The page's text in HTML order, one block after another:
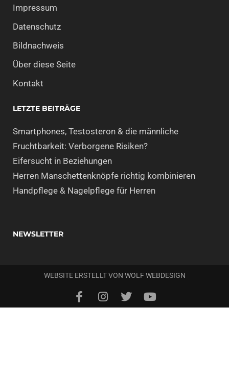
Impressum
Datenschutz
Bildnachweis
Über diese Seite
Kontakt
LETZTE BEITRÄGE
Smartphones, Testosteron & die männliche
Fruchtbarkeit: Verborgene Risiken?
Eifersucht in Beziehungen
Herren Manschettenknöpfe richtig kombinieren
Handpflege & Nagelpflege für Herren
NEWSLETTER
WEBSITE ERSTELLT VON WOLF WEBDESIGN